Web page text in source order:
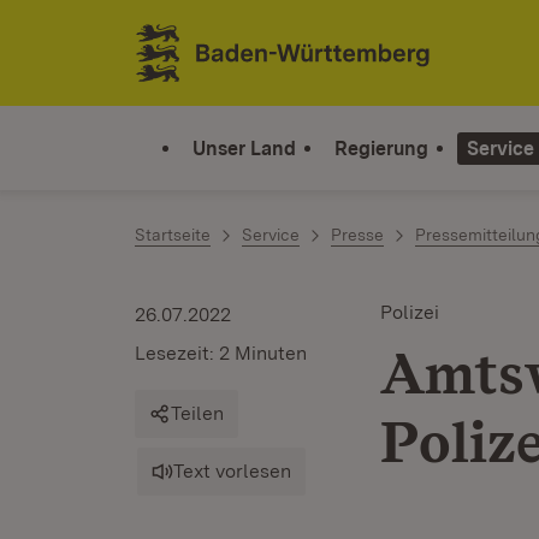
Zum Inhalt springen
Link zur Startseite
Unser Land Regierung Service
Startseite Service Presse
Polizei
26.07.2022
Lesezeit: 2 Minuten
Teilen
Text vorlesen